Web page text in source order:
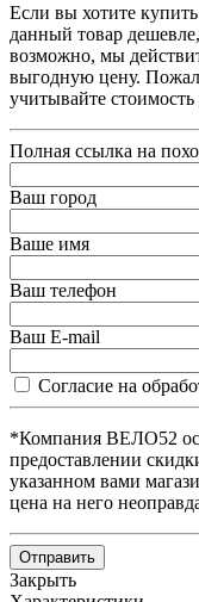
Если вы хотите
данный товар
возможно, мы
выгодную цену.
учитывайте
Полная ссылка на
Ваш город
Ваше имя
Ваш телефон
Ваш E-mail
Согласие на
*Компания ВЕЛО52
предоставлении
указанном вами
цена на него
Отправить
Закрыть